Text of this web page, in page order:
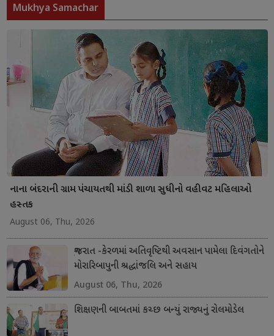
Mukhya Samachar
નાના બંદરાની ગ્રામ પંચાયતથી માંડી શાળા સુધીનો વહીવટ મહિલાઓ
હસ્તક
August 06, Thu, 2026
ગુજરાત -કેરળમાં અતિવૃષ્ટિથી અવસાન પામેલા દિવંગતોને
મોરારિબાપુની શ્રદ્ધાંજલિ અને સહાય
August 06, Thu, 2026
શિક્ષણની બાબતમાં કચ્છ બન્યું રાજ્યનું રોલમોડેલ